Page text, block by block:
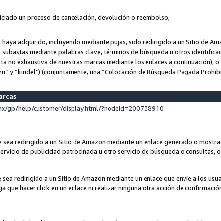
un proceso de cancelación, devolución o reembolso,
adquirido, incluyendo mediante pujas, sido redirigido a un Sitio de
mediante palabras clave, términos de búsqueda u otros
no exhaustiva de nuestras marcas mediante los enlaces a continuación),
y “kindel”) (conjuntamente, una “Colocación de Búsqueda Pagada
gp/help/customer/display.html/?nodeId=200738910
redirigido a un Sitio de Amazon mediante un enlace generado o
de publicidad patrocinada u otro servicio de búsqueda o consultas,
redirigido a un Sitio de Amazon mediante un enlace que envíe a los
que hacer click en un enlace ni realizar ninguna otra acción de